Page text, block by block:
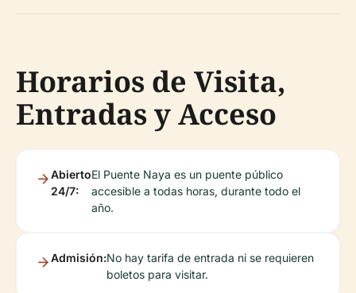
Horarios de Visita,
Entradas y Acceso
Abierto
24/7:
El Puente Naya es un puente público
accesible a todas horas, durante todo el
año.
Admisión:No hay tarifa de entrada ni se requieren
boletos para visitar.